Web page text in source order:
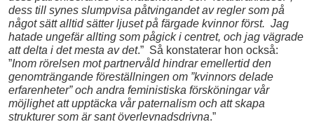
dess till synes slumpvisa påtvingandet av regler som på
något sätt alltid sätter ljuset på färgade kvinnor först. Jag
hatade ungefär allting som pågick i centret, och jag vägrade
att delta i det mesta av det.” Så konstaterar hon också:
”Inom rörelsen mot partnervåld hindrar emellertid den
genomträngande föreställningen om ”kvinnors delade
erfarenheter” och andra feministiska försköningar vår
möjlighet att upptäcka vår paternalism och att skapa
strukturer som är sant överlevnadsdrivna.”